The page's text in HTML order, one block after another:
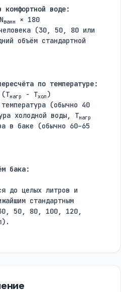
воде:
ванн
× 180
(30, 50, 80 или
объём стандартной
по температуре:
нагр − Tхол )
(обычно 40
холодной воды, Tнагр
в баке (обычно 60–65
бака:
до целых литров и
стандартным
50, 80, 100, 120,